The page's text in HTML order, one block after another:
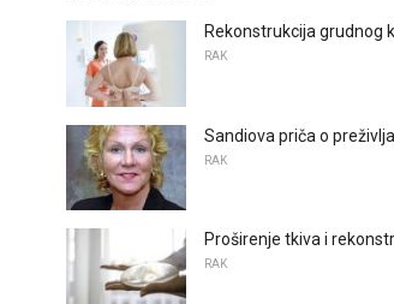
Rekonstrukcija grudnog
RAK
Sandiova priča o
RAK
Proširenje tkiva i
RAK